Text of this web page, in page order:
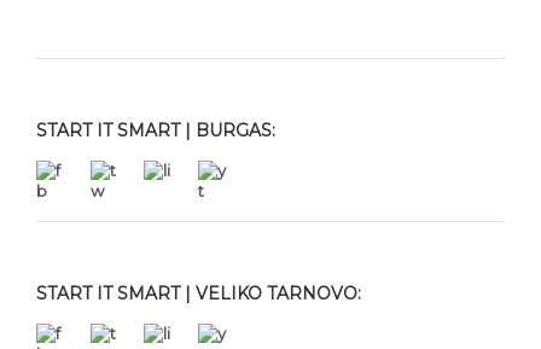
START IT SMART | BURGAS:
START IT SMART | VELIKO TARNOVO: